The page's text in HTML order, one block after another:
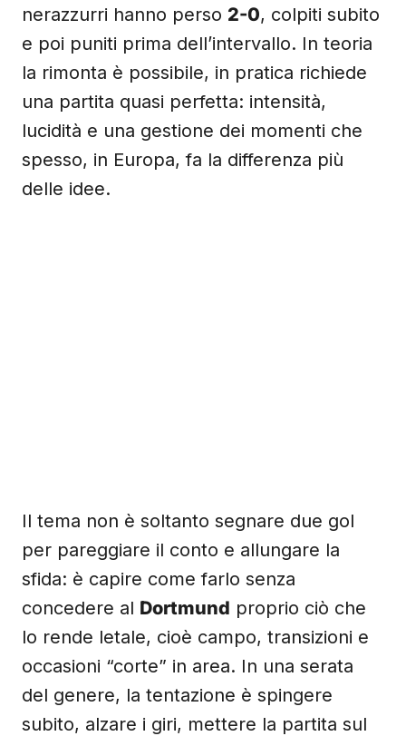
nerazzurri hanno perso 2-0, colpiti subito
e poi puniti prima dell’intervallo. In teoria
la rimonta è possibile, in pratica richiede
una partita quasi perfetta: intensità,
lucidità e una gestione dei momenti che
spesso, in Europa, fa la differenza più
delle idee.
Il tema non è soltanto segnare due gol
per pareggiare il conto e allungare la
sfida: è capire come farlo senza
concedere al Dortmund proprio ciò che
lo rende letale, cioè campo, transizioni e
occasioni “corte” in area. In una serata
del genere, la tentazione è spingere
subito, alzare i giri, mettere la partita sul